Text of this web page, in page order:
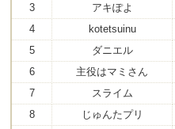
3
アキぽよ
4
kotetsuinu
5
ダニエル
6
主役はマミさん
7
スライム
8
じゅんたプリ